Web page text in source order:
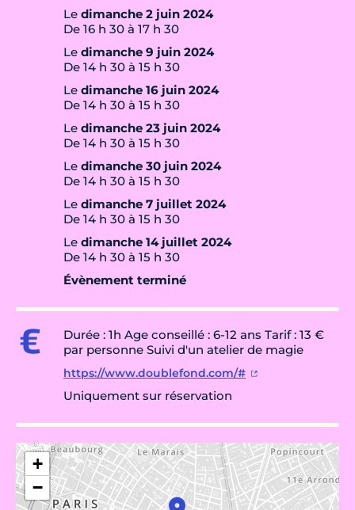
Le dimanche 2 juin 2024
De 16 h 30 à 17 h 30
Le dimanche 9 juin 2024
De 14 h 30 à 15 h 30
Le dimanche 16 juin 2024
De 14 h 30 à 15 h 30
Le dimanche 23 juin 2024
De 14 h 30 à 15 h 30
Le dimanche 30 juin 2024
De 14 h 30 à 15 h 30
Le dimanche 7 juillet 2024
De 14 h 30 à 15 h 30
Le dimanche 14 juillet 2024
De 14 h 30 à 15 h 30
Évènement terminé
Durée : 1h Age conseillé : 6-12 ans Tarif : 13 €
par personne Suivi d'un atelier de magie
https://www.doublefond.com/#
Uniquement sur réservation
+
−